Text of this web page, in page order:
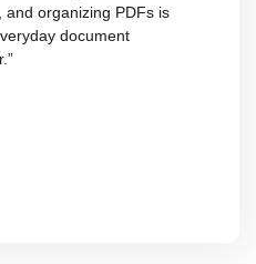
and organizing PDFs is
document